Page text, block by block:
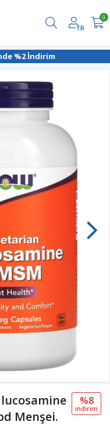
%2 İndirim
TR
0
Menşei.
%8
i̇ndi̇ri̇m